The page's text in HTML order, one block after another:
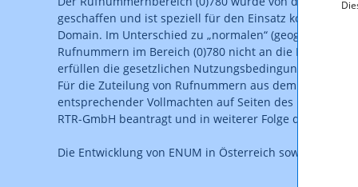
geschaffen und ist speziell für den Einsatz
Domain. Im Unterschied zu „normalen“
Rufnummern im Bereich (0)780 nicht an die
erfüllen die gesetzlichen Nutzungsbedingungen.
Für die Zuteilung von Rufnummern aus dem Bereich
entsprechender Vollmachten auf Seiten des
RTR-GmbH beantragt und in weiterer Folge durch die
Die Entwicklung von ENUM in Österreich sowie